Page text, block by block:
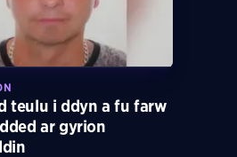
teulu i ddyn a fu farw
ar gyrion